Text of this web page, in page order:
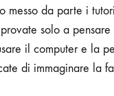
messo da parte i
solo a pensare
il computer e la
di immaginare la